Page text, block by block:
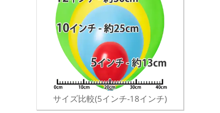
サイズ比較(5インチ-18インチ)